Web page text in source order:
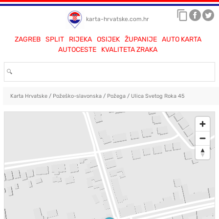
karta-hrvatske.com.hr
ZAGREB SPLIT RIJEKA OSIJEK ŽUPANIJE
AUTO KARTA
AUTOCESTE
KVALITETA ZRAKA
Karta Hrvatske/ Požeško-slavonska/ Požega/ Ulica Svetog Roka 45